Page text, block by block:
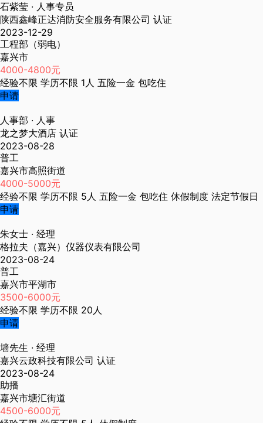
石紫莹 · 人事专员
陕西鑫峰正达消防安全服务有限公司 认证
2023-12-29
工程部（弱电）
嘉兴市
4000-4800元
经验不限 学历不限 1人 五险一金 包吃住
申请
人事部 · 人事
龙之梦大酒店 认证
2023-08-28
普工
嘉兴市高照街道
4000-5000元
经验不限 学历不限 5人 五险一金 包吃住 休假制度 法定节假日
申请
朱女士 · 经理
格拉夫（嘉兴）仪器仪表有限公司
2023-08-24
普工
嘉兴市平湖市
3500-6000元
经验不限 学历不限 20人
申请
墙先生 · 经理
嘉兴云政科技有限公司 认证
2023-08-24
助播
嘉兴市塘汇街道
4500-6000元